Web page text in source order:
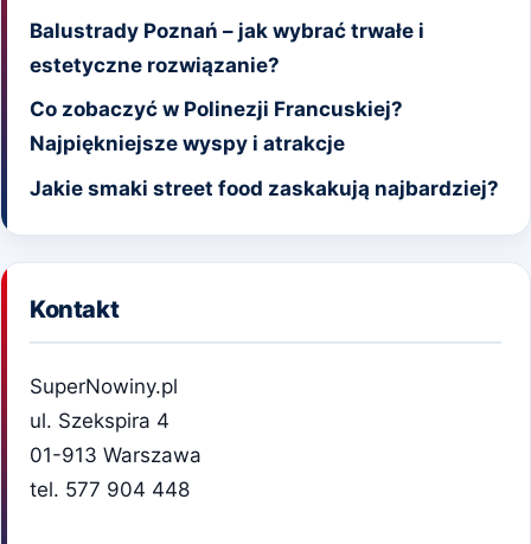
Balustrady Poznań – jak wybrać trwałe i
estetyczne rozwiązanie?
Co zobaczyć w Polinezji Francuskiej?
Najpiękniejsze wyspy i atrakcje
Jakie smaki street food zaskakują najbardziej?
Kontakt
SuperNowiny.pl
ul. Szekspira 4
01-913 Warszawa
tel. 577 904 448